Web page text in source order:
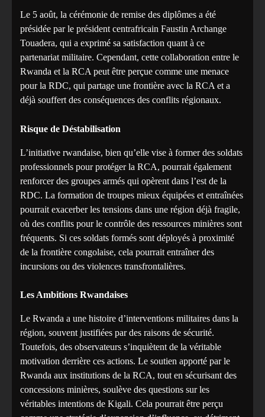
Le 5 août, la cérémonie de remise des diplômes a été
présidée par le président centrafricain Faustin Archange
Touadera, qui a exprimé sa satisfaction quant à ce
partenariat militaire. Cependant, cette collaboration entre le
Rwanda et la RCA peut être perçue comme une menace
pour la RDC, qui partage une frontière avec la RCA et a
déjà souffert des conséquences des conflits régionaux.
Risque de Déstabilisation
L’initiative rwandaise, bien qu’elle vise à former des soldats
professionnels pour protéger la RCA, pourrait également
renforcer des groupes armés qui opèrent dans l’est de la
RDC. La formation de troupes mieux équipées et entraînées
pourrait exacerber les tensions dans une région déjà fragile,
où des conflits pour le contrôle des ressources minières sont
fréquents. Si ces soldats formés sont déployés à proximité
de la frontière congolaise, cela pourrait entraîner des
incursions ou des violences transfrontalières.
Les Ambitions Rwandaises
Le Rwanda a une histoire d’interventions militaires dans la
région, souvent justifiées par des raisons de sécurité.
Toutefois, des observateurs s’inquiètent de la véritable
motivation derrière ces actions. Le soutien apporté par le
Rwanda aux institutions de la RCA, tout en sécurisant des
concessions minières, soulève des questions sur les
véritables intentions de Kigali. Cela pourrait être perçu